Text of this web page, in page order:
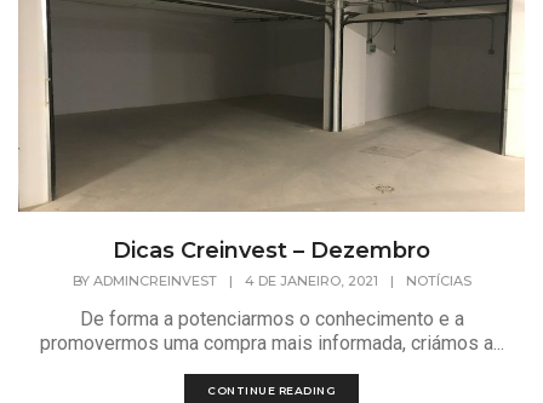
Dicas Creinvest – Dezembro
BY ADMINCREINVEST | 4 DE JANEIRO, 2021 | NOTÍCIAS
De forma a potenciarmos o conhecimento e a
promovermos uma compra mais informada, criámos a...
CONTINUE READING